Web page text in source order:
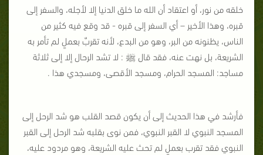
خلقه من نور، أو اعتقاد أن الله ما خلق الدنيا إلا لأجله، والسفر إلى
قبره، وهذا الأخير – أي السفر إلى قبره - قد وقع فيه كثير من
الناس، يظنونه من البر، وهو من البدع، لأنه تقربٌ بعملٍ لم تأمر به
الشريعة، بل نهت عنه، فقد قال ﷺ : لا تشد الرحال إلا إلى ثلاثة
مساجد: المسجد الحرام، ومسجد الأقصى، ومسجدي هذا .
فأرشد في هذا الحديث إلى أن يكون قصد القلب هو شد الرحل إلى
المسجد النبوي لا القبر النبوي، فمن نوى بقلبه شد الرحل إلى القبر
النبوي فقد تقرب بعملٍ لم تحث عليه الشريعة، وهو مردود عليه،